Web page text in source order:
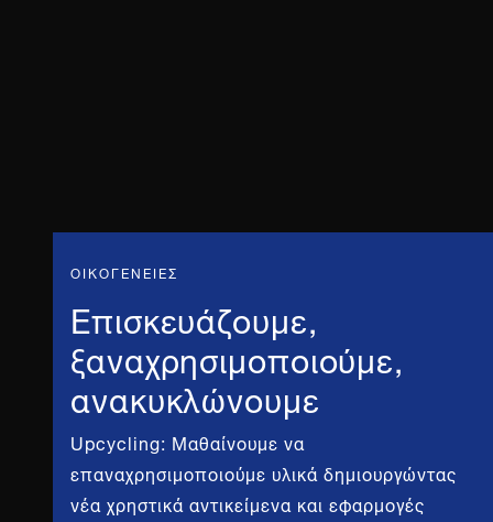
ΟΙΚΟΓΕΝΕΙΕΣ
Επισκευάζουμε,
ξαναχρησιμοποιούμε,
ανακυκλώνουμε
Upcycling: Μαθαίνουμε να
επαναχρησιμοποιούμε υλικά δημιουργώντας
νέα χρηστικά αντικείμενα και εφαρμογές